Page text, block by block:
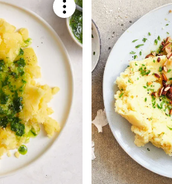
Bookmark
recipe
or
add
it
to
your
collections.